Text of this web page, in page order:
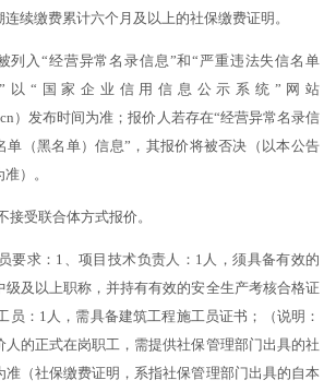
续缴费累计六个月及以上的社保缴费证明。
列入“经营异常名录信息”和“严重违法失信名单
以“国家企业信用信息公示系统”网站
）发布时间为准；报价人若存在“经营异常名录信
单（黑名单）信息”，其报价将被否决（以本公告
）。
接受联合体方式报价。
要求： 1、项目技术负责人：1人，须具备有效的
级及以上职称，并持有有效的安全生产考核合格证
员：1人，需具备建筑工程施工员证书；（说明：
人的正式在岗职工，需提供社保管理部门出具的社
准（社保缴费证明，系指社保管理部门出具的自本